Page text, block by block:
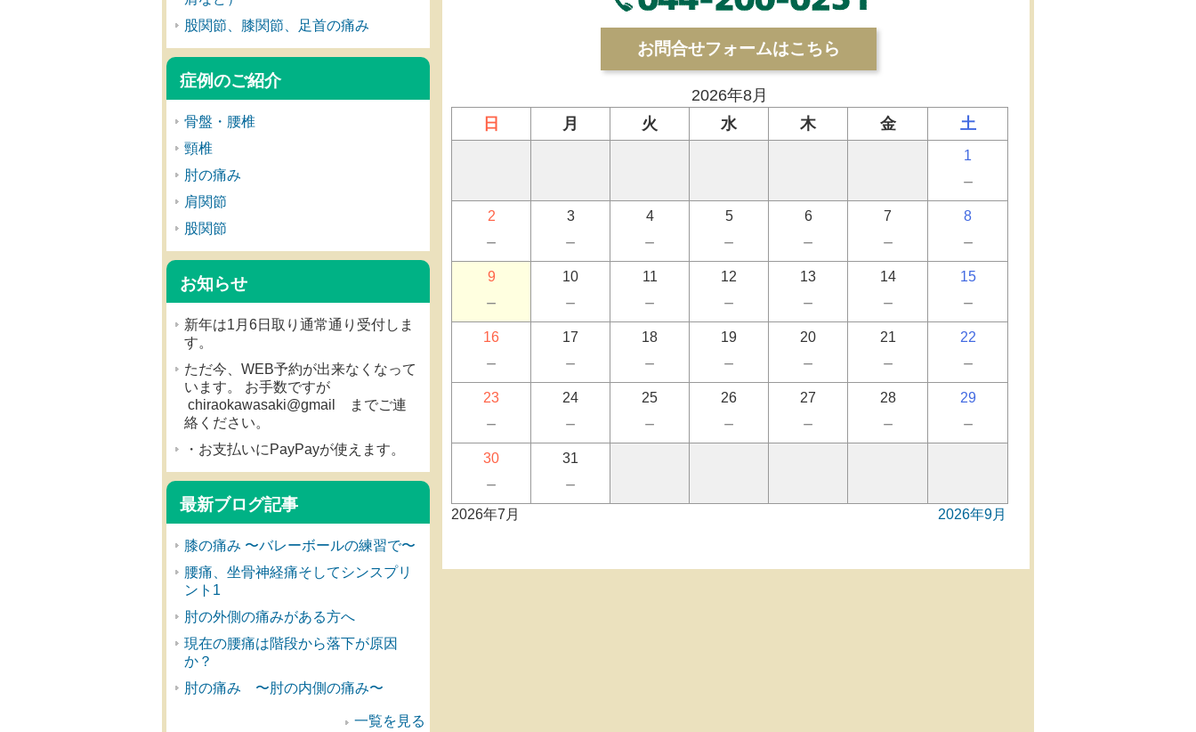
お問合せフォームはこちら
2026年8月
日
月 火 水 木 金 土
1
－
2
－
3
－
4
－
5
－
6
－
7
－
8
－
9
－
10
－
11
－
12
－
13
－
14
－
15
－
16
－
17
－
18
－
19
－
20
－
21
－
22
－
23
－
24
－
25
－
26
－
27
－
28
－
29
－
30
－
31
－
2026年7月 2026年9月
股関節、膝関節、足首の痛み
症例のご紹介
骨盤・腰椎
頸椎
肘の痛み
肩関節
股関節
お知らせ
新年は1月6日取り通常通り受付しま
す。
ただ今、WEB予約が出来なくなって
います。 お手数ですが
chiraokawasaki@gmail までご連
絡ください。
・お支払いにPayPayが使えます。
最新ブログ記事
膝の痛み 〜バレーボールの練習で〜
腰痛、坐骨神経痛そしてシンスプリ
ント1
肘の外側の痛みがある方へ
現在の腰痛は階段から落下が原因
か？
肘の痛み 〜肘の内側の痛み〜
一覧を見る